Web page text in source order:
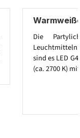
Die
Leuchtmitteln
sind es LED
(ca. 2700 K)